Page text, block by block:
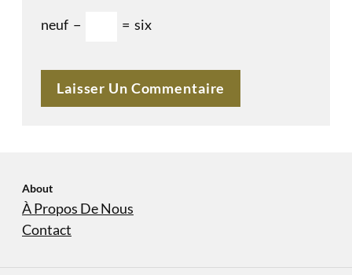
neuf − = six
About
À Propos De Nous
Contact